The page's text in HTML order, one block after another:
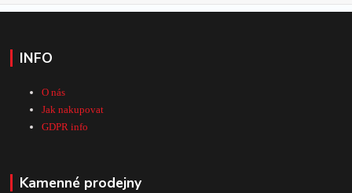
INFO
O nás
Jak nakupovat
GDPR info
Kamenné prodejny